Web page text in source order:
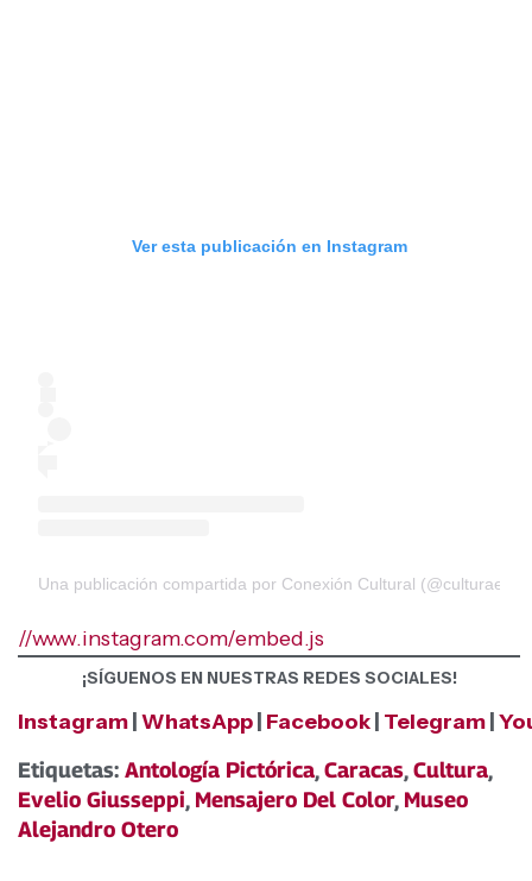
Ver esta publicación en Instagram
Una publicación compartida por Conexión Cultural
//www.instagram.com/embed.js
¡SÍGUENOS EN NUESTRAS REDES SOCIALES!
Instagram WhatsApp Facebook Telegram
Etiquetas: Antología Pictórica,Caracas,Cultura,
Evelio Giusseppi, Mensajero Del Color, Museo
Alejandro Otero